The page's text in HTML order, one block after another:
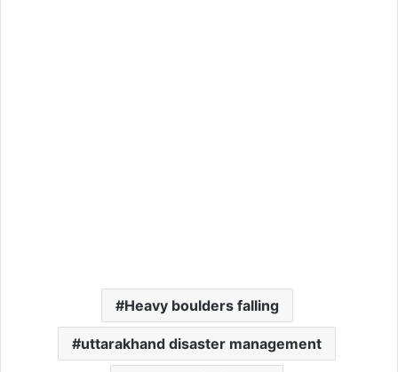
Heavy boulders falling
uttarakhand disaster management